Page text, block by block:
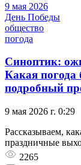
9 мая 2026
День Победы
общество
погода
Синоптик:
Какая погода
подробный
9 мая 2026 г. 0:29
Рассказываем,
праздничные
2265